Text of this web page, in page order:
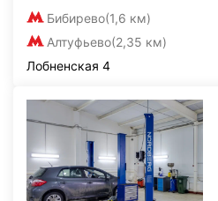
Бибирево(1,6 км)
Алтуфьево(2,35 км)
Лобненская 4